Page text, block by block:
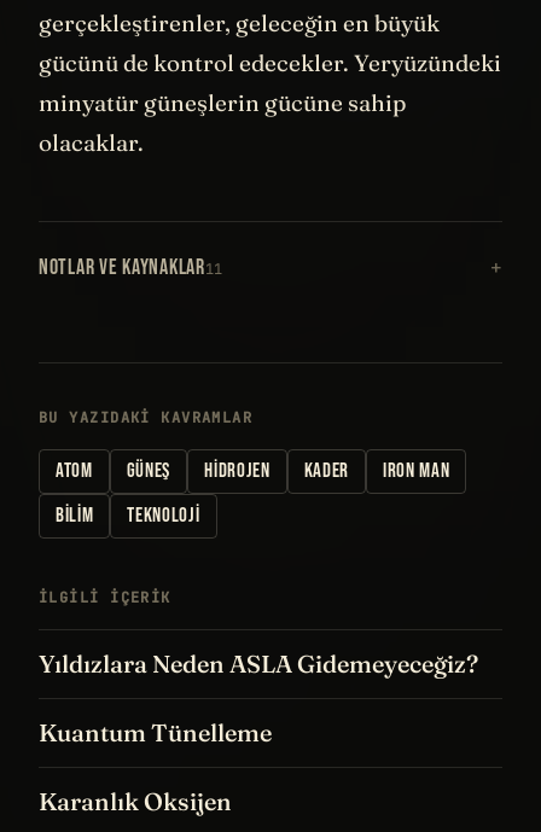
gerçekleştirenler, geleceğin en büyük
gücünü de kontrol edecekler. Yeryüzündeki
minyatür güneşlerin gücüne sahip
olacaklar.
NOTLAR VE KAYNAKLAR11
BU YAZIDAKI KAVRAMLAR
ATOM GÜNEŞ HIDROJEN KADER
IRON MAN
BILIM
TEKNOLOJI
İLGILI IÇERIK
Yıldızlara Neden ASLA Gidemeyeceğiz?
Kuantum Tünelleme
Karanlık Oksijen